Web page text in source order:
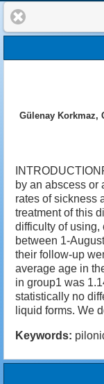
Gülenay Korkmaz,
by an abscess or
rates of sickness
treatment of this
difficulty of
between 1-
their follow-up
average age in
in group1 was
statistically no
liquid forms. We
Keywords: